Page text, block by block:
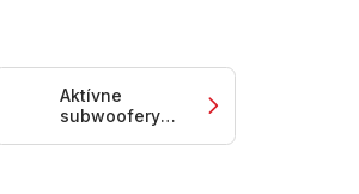
Aktívne
subwoofery